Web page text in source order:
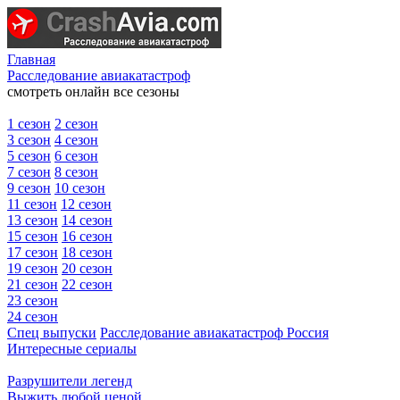
Главная
Расследование авиакатастроф
смотреть онлайн все сезоны
1 сезон 2 сезон
3 сезон 4 сезон
5 сезон 6 сезон
7 сезон 8 сезон
9 сезон 10 сезон
11 сезон 12 сезон
13 сезон 14 сезон
15 сезон 16 сезон
17 сезон 18 сезон
19 сезон 20 сезон
21 сезон 22 сезон
23 сезон
24 сезон
Спец выпуски Расследование авиакатастроф Россия
Интересные сериалы
Разрушители легенд
Выжить любой ценой